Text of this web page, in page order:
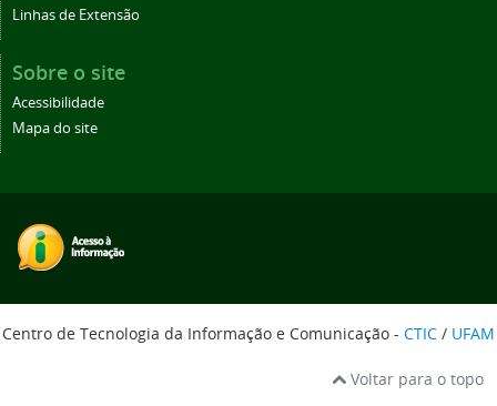
Linhas de Extensão
Sobre o site
Acessibilidade
Mapa do site
Centro de Tecnologia da Informação e Comunicação - CTIC / UFAM
Voltar para o topo